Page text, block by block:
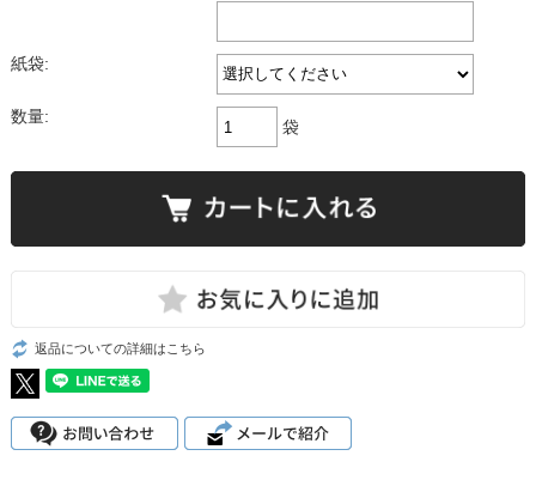
紙袋:
数量:
袋
返品についての詳細はこちら